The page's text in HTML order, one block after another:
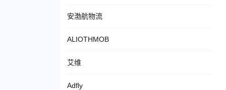
安渤航物流
ALIOTHMOB
艾维
Adfly